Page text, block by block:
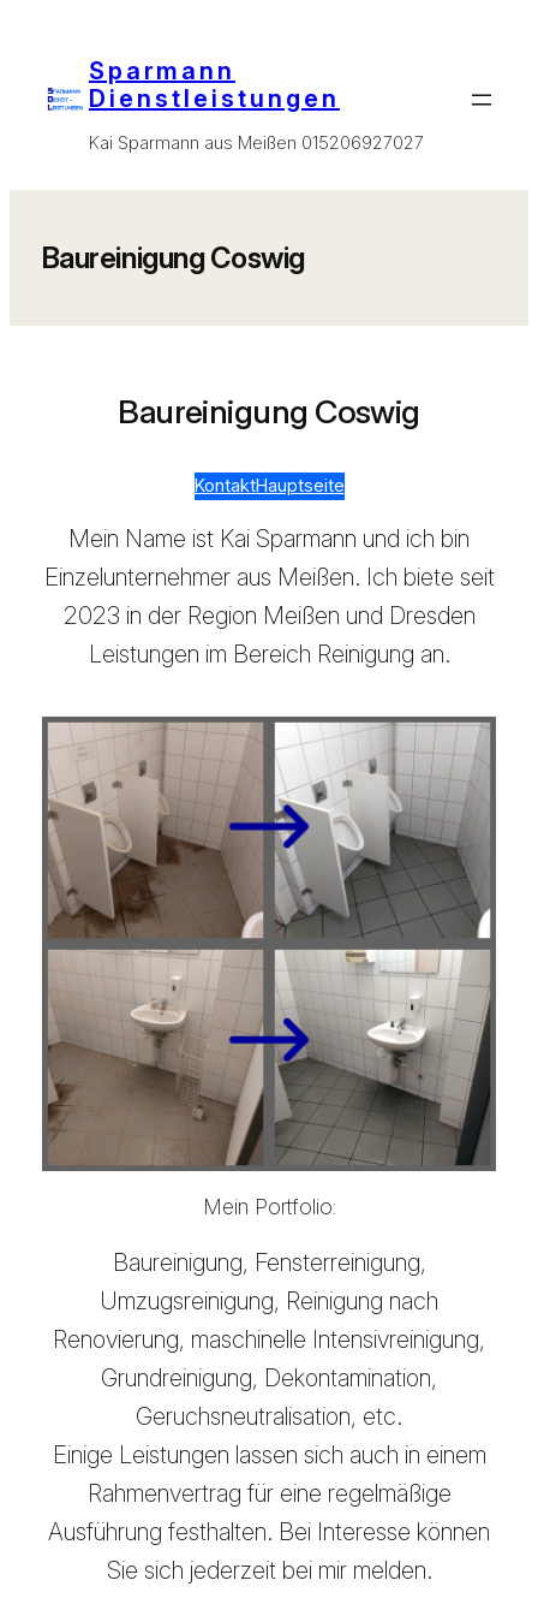
Sparmann
Dienstleistungen
Kai Sparmann aus Meißen 015206927027
Baureinigung Coswig
Baureinigung Coswig
KontaktHauptseite
Mein Name ist Kai Sparmann und ich bin
Einzelunternehmer aus Meißen. Ich biete seit
2023 in der Region Meißen und Dresden
Leistungen im Bereich Reinigung an.
Mein Portfolio:
Baureinigung, Fensterreinigung,
Umzugsreinigung, Reinigung nach
Renovierung, maschinelle Intensivreinigung,
Grundreinigung, Dekontamination,
Geruchsneutralisation, etc.
Einige Leistungen lassen sich auch in einem
Rahmenvertrag für eine regelmäßige
Ausführung festhalten. Bei Interesse können
Sie sich jederzeit bei mir melden.